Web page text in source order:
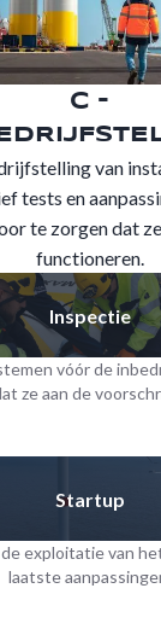
C -
van
tests en
te zorgen dat
functioneren.
Inspectie
vóór de
ze aan de
Startup
exploitatie van
laatste